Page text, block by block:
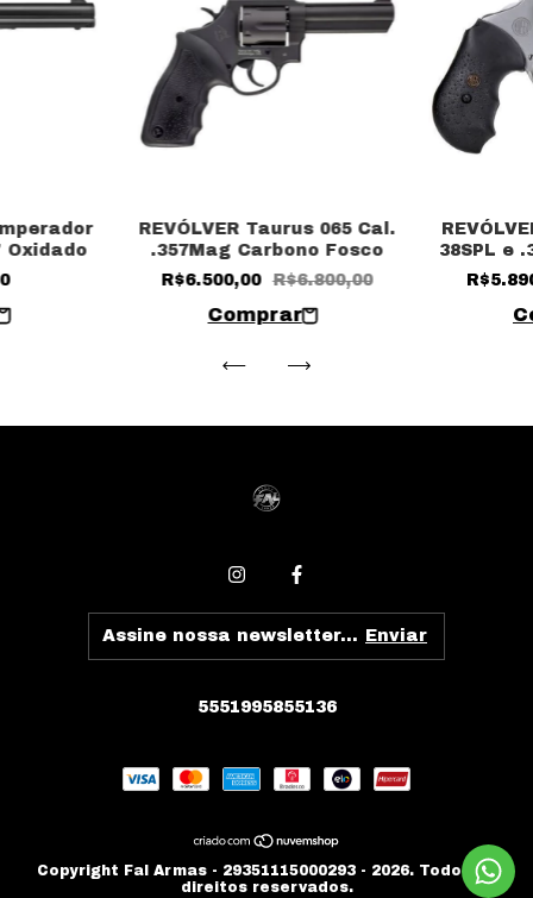
Oxidado
REVÓLVER Taurus 065 Cal.
.357Mag Carbono Fosco
R$6.500,00 R$6.800,00
38SPL e
5551995855136
Copyright Fal Armas - 29351115000293 - 2026. Todos os
direitos reservados.